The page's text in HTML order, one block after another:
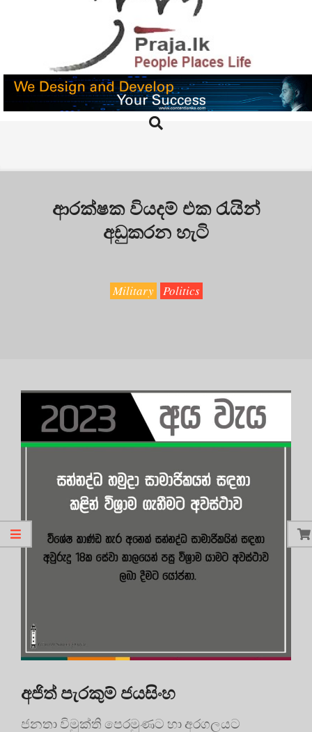
PRAJA.LK
Search
ආරක්ෂක වියදම් එක රැයින්
අඩුකරන හැටි
Military Politics
අජිත් පැරකුම් ජයසිංහ
ජනතා විමුක්ති පෙරමුණට හා අරගලයට